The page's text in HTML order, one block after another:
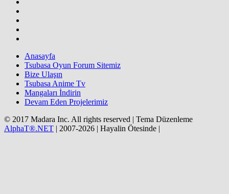
Anasayfa
Tsubasa Oyun Forum Sitemiz
Bize Ulaşın
Tsubasa Anime Tv
Mangaları İndirin
Devam Eden Projelerimiz
© 2017 Madara Inc. All rights reserved | Tema Düzenleme
AlphaT®.NET | 2007-2026 | Hayalin Ötesinde |